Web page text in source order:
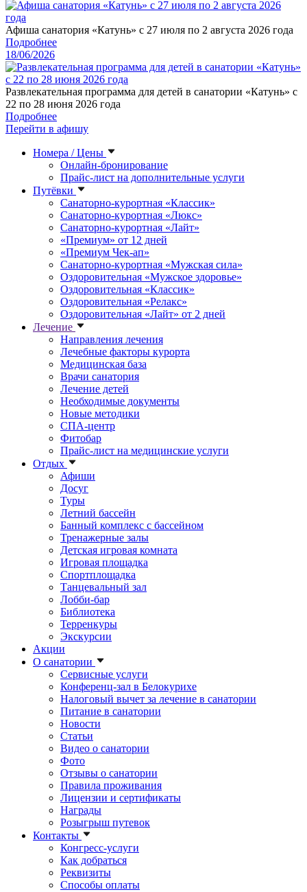
Афиша санатория «Катунь» с 27 июля по 2 августа 2026 года
Подробнее
18/06/2026
Развлекательная программа для детей в санатории «Катунь» с
22 по 28 июня 2026 года
Подробнее
Перейти в афишу
Номера / Цены
Онлайн-бронирование
Прайс-лист на дополнительные услуги
Путёвки
Санаторно-курортная «Классик»
Санаторно-курортная «Люкс»
Санаторно-курортная «Лайт»
«Премиум» от 12 дней
«Премиум Чек-ап»
Санаторно-курортная «Мужская сила»
Оздоровительная «Мужское здоровье»
Оздоровительная «Классик»
Оздоровительная «Релакс»
Оздоровительная «Лайт» от 2 дней
Лечение
Направления лечения
Лечебные факторы курорта
Медицинская база
Врачи санатория
Лечение детей
Необходимые документы
Новые методики
СПА-центр
Фитобар
Прайс-лист на медицинские услуги
Отдых
Афиши
Досуг
Туры
Летний бассейн
Банный комплекс с бассейном
Тренажерные залы
Детская игровая комната
Игровая площадка
Спортплощадка
Танцевальный зал
Лобби-бар
Библиотека
Терренкуры
Экскурсии
Акции
О санатории
Сервисные услуги
Конференц-зал в Белокурихе
Налоговый вычет за лечение в санатории
Питание в санатории
Новости
Статьи
Видео о санатории
Фото
Отзывы о санатории
Правила проживания
Лицензии и сертификаты
Награды
Розыгрыш путевок
Контакты
Конгресс-услуги
Как добраться
Реквизиты
Способы оплаты